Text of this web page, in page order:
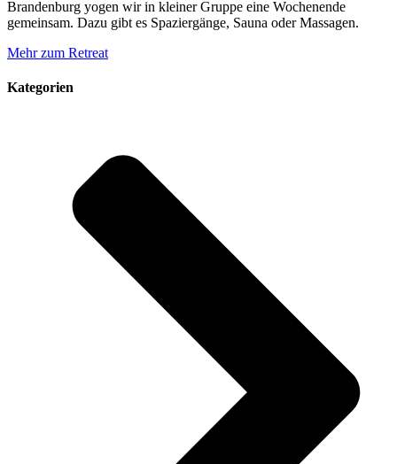
Brandenburg yogen wir in kleiner Gruppe eine Wochenende
gemeinsam. Dazu gibt es Spaziergänge, Sauna oder Massagen.
Mehr zum Retreat
Kategorien